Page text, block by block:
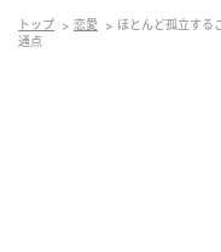
も「手伝ってよかっ
助けてもらったのに
トップ 恋愛
ほとんど孤立する
通点